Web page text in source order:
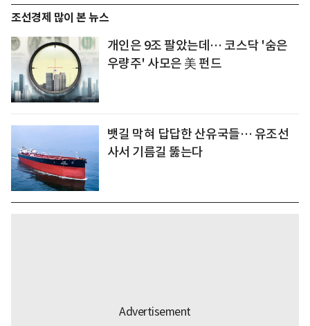
조선경제 많이 본 뉴스
개인은 9조 팔았는데… 코스닥 '숨은
우량주' 사모은 美 펀드
뱃길 막혀 답답한 산유국들… 유조선
사서 기름길 뚫는다